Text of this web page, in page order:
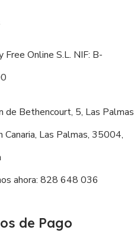
Free Online S.L. NIF: B-
de Bethencourt, 5, Las Palmas
Canaria, Las Palmas, 35004,
ahora: 828 648 036
de Pago